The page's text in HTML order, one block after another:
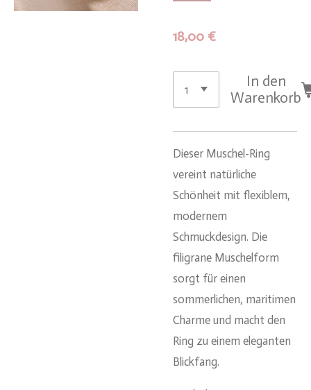
18,00 €
In den
Warenkorb
Dieser Muschel-Ring
vereint natürliche
Schönheit mit flexiblem,
modernem
Schmuckdesign. Die
filigrane Muschelform
sorgt für einen
sommerlichen, maritimen
Charme und macht den
Ring zu einem eleganten
Blickfang.